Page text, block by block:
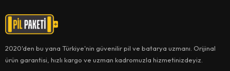
2020'den bu yana Türkiye'nin güvenilir pil ve batarya uzmanı. Orijinal
ürün garantisi, hızlı kargo ve uzman kadromuzla hizmetinizdeyiz.